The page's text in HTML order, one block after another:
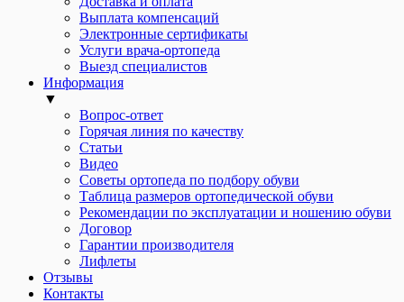
Выплата компенсаций
Электронные сертификаты
Услуги врача-ортопеда
Выезд специалистов
Информация
▼
Вопрос-ответ
Горячая линия по качеству
Статьи
Видео
Советы ортопеда по подбору обуви
Таблица размеров ортопедической обуви
Рекомендации по эксплуатации и ношению обуви
Договор
Гарантии производителя
Лифлеты
Отзывы
Контакты